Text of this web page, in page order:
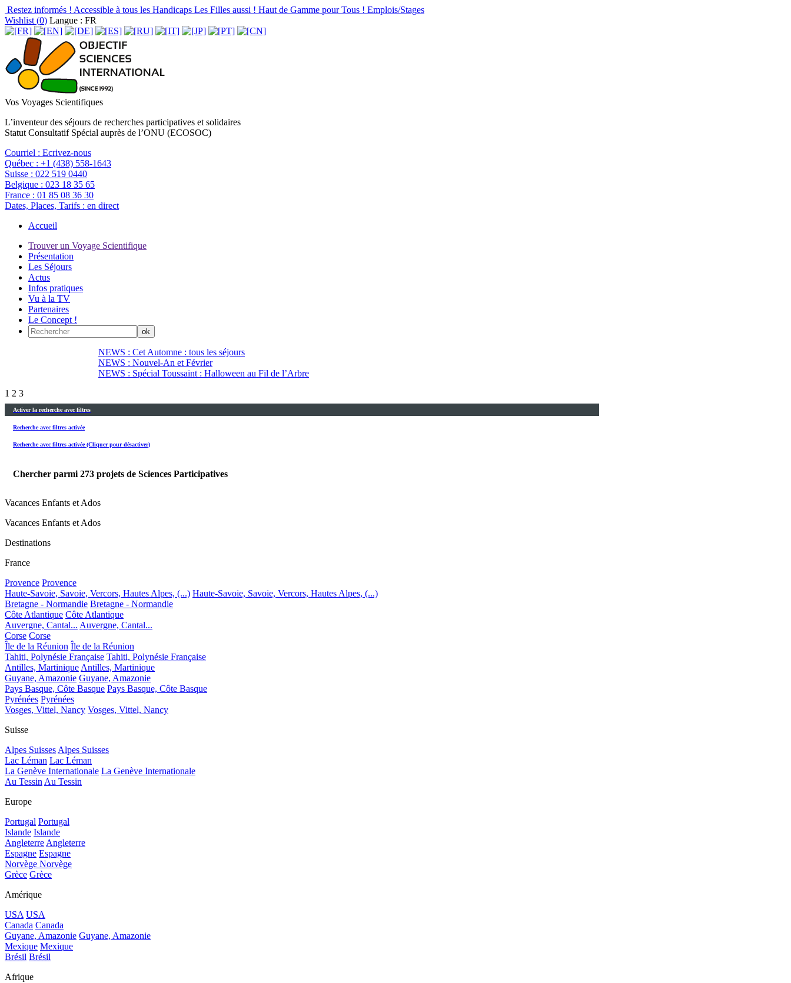
Restez informés ! Accessible à tous les Handicaps Les Filles aussi ! Haut de Gamme pour Tous ! Emplois/Stages
Wishlist (0) Langue : FR
Vos Voyages Scientifiques
L’inventeur des séjours de recherches participatives et solidaires
Statut Consultatif Spécial auprès de l’ONU (ECOSOC)
Courriel : Ecrivez-nous
Québec : +1 (438) 558-1643
Suisse : 022 519 0440
Belgique : 023 18 35 65
France : 01 85 08 36 30
Dates, Places, Tarifs : en direct
Accueil
Trouver un Voyage Scientifique
Présentation
Les Séjours
Actus
Infos pratiques
Vu à la TV
Partenaires
Le Concept !
NEWS : Cet Automne : tous les séjours
NEWS : Nouvel-An et Février
NEWS : Spécial Toussaint : Halloween au Fil de l’Arbre
1 2 3
Activer la recherche avec filtres
Recherche avec filtres activée
Recherche avec filtres activée (Cliquer pour désactiver)
Chercher parmi 273 projets de Sciences Participatives
Vacances Enfants et Ados
Vacances Enfants et Ados
Destinations
France
Provence Provence
Haute-Savoie, Savoie, Vercors, Hautes Alpes, (...) Haute-Savoie, Savoie, Vercors, Hautes Alpes, (...)
Bretagne - Normandie Bretagne - Normandie
Côte Atlantique Côte Atlantique
Auvergne, Cantal... Auvergne, Cantal...
Corse Corse
Île de la Réunion Île de la Réunion
Tahiti, Polynésie Française Tahiti, Polynésie Française
Antilles, MartiniqueAntilles, Martinique
Guyane, Amazonie Guyane, Amazonie
Pays Basque, Côte Basque Pays Basque, Côte Basque
Pyrénées Pyrénées
Vosges, Vittel, Nancy Vosges, Vittel, Nancy
Suisse
Alpes SuissesAlpes Suisses
Lac Léman Lac Léman
La Genève Internationale La Genève Internationale
Au TessinAu Tessin
Europe
Portugal Portugal
Islande Islande
AngleterreAngleterre
Espagne Espagne
Norvège Norvège
Grèce Grèce
Amérique
USA USA
Canada Canada
Guyane, Amazonie Guyane, Amazonie
Mexique Mexique
Brésil Brésil
Afrique